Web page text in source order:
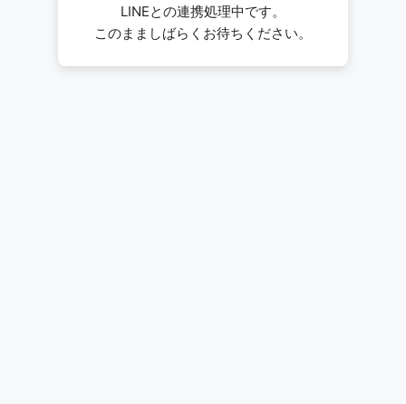
LINEとの連携処理中です。
このまましばらくお待ちください。